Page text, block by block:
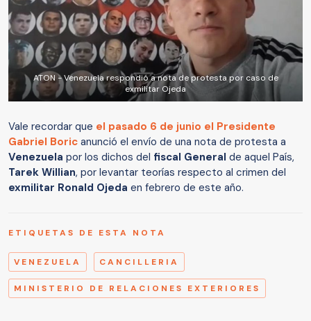
ATON - Venezuela respondió a nota de protesta por caso de
exmilitar Ojeda
Vale recordar que el pasado 6 de junio el Presidente
Gabriel Boric anunció el envío de una nota de protesta a
Venezuela por los dichos del fiscal General de aquel País,
Tarek Willian, por levantar teorías respecto al crimen del
exmilitar Ronald Ojeda en febrero de este año.
ETIQUETAS DE ESTA NOTA
VENEZUELA CANCILLERIA
MINISTERIO DE RELACIONES EXTERIORES